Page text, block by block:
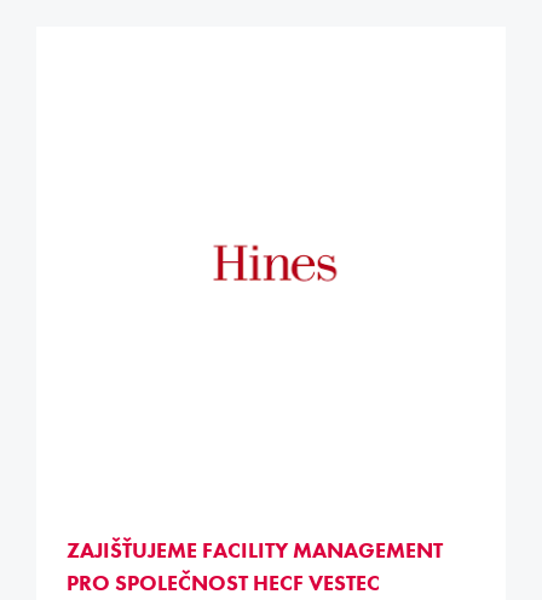
ZAJIŠŤUJEME FACILITY MANAGEMENT
PRO SPOLEČNOST HECF VESTEC